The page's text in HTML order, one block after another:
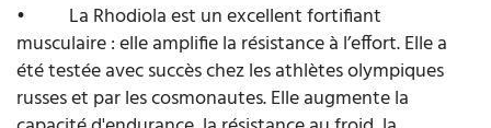
•
La Rhodiola est un excellent fortifiant
musculaire : elle amplifie la résistance à l’effort. Elle a
été testée avec succès chez les athlètes olympiques
russes et par les cosmonautes. Elle augmente la